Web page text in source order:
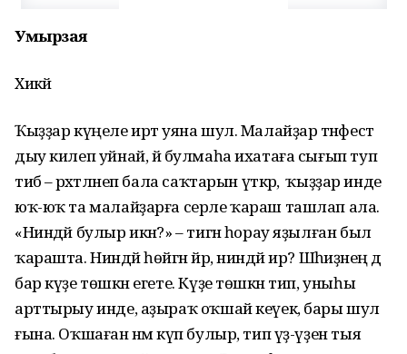
Умырзая
Хикәйә
Ҡыҙҙар күңеле иртә уяна шул. Малайҙар тәнәфестә
дыу килеп уйнай, йә булмаһа ихатаға сығып туп
тибә – рәхәтләнеп бала саҡтарын үткәрә, ә ҡыҙҙар инде
юҡ-юҡ та малайҙарға серле ҡараш ташлап ала.
«Ниндәй булыр икән?» – тигән һорау яҙылған был
ҡарашта. Ниндәй һөйгән йәр, ниндәй ир? Шәһиҙәнең дә
бар күҙе төшкән егете. Күҙе төшкән тип, уныһы
арттырыу инде, аҙыраҡ оҡшай кеүек, бары шул
ғына. Оҡшаған нәмә күп булыр, тип үҙ-үҙен тыя